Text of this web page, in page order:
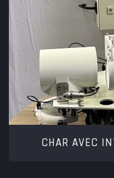
CHAR AVEC